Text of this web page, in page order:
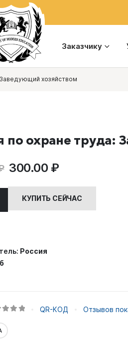
Заказчику
хозяйством
по охране труда:
Первоначальная
составляла
600.00 ₽.
300.00 ₽Текущая
300.00 ₽.
КУПИТЬ СЕЙЧАС
Россия
QR-КОД Отзывов